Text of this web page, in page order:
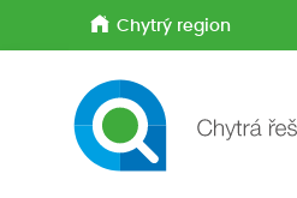
Chytrý region